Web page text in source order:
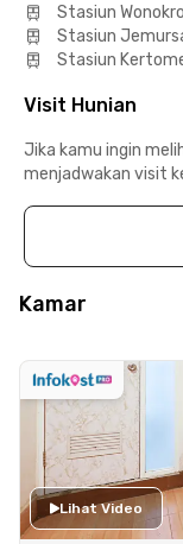
Stasiun
Stasiun
Stasiun
Visit Hunian
Jika kamu ingin
menjadwakan visit
Kamar
Lihat Video